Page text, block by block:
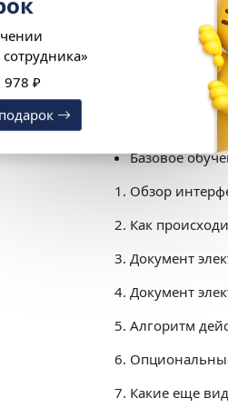
Что входит в
Проверка
Проверка
Проверка
Базовое
Обзор
Как
Документ
Документ
Алгоритм
Какие еще
«1С:Кабинет сотрудника»
Получить подарок